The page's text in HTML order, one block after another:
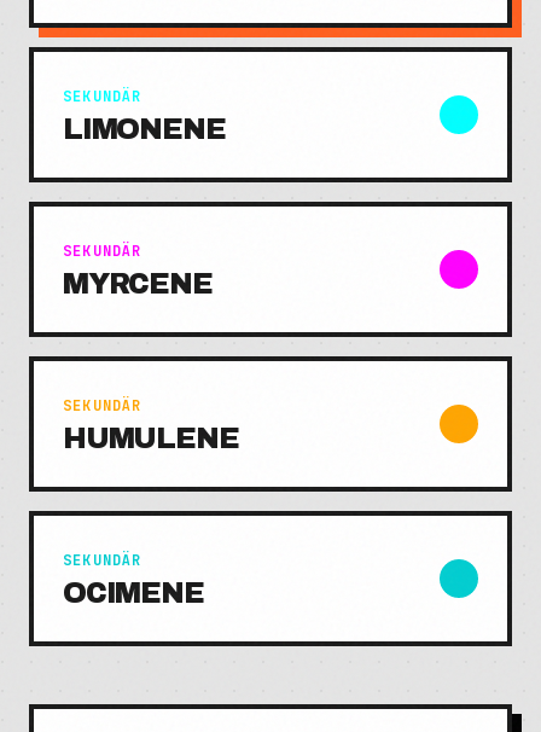
SEKUNDÄR
LIMONENE
SEKUNDÄR
MYRCENE
SEKUNDÄR
HUMULENE
SEKUNDÄR
OCIMENE